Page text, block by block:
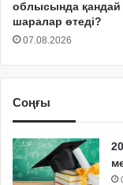
облысында қандай
шаралар өтеді?
07.08.2026
Соңғы